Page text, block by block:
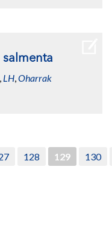
, LH,Oharrak
128 129 130